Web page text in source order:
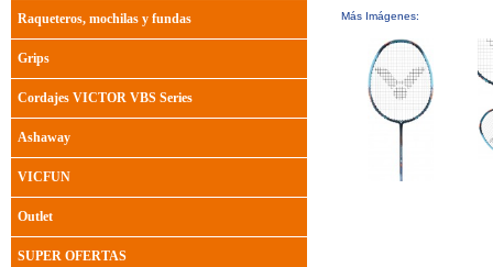
Más Imágenes:
Raqueteros, mochilas y fundas
Grips
Cordajes VICTOR VBS Series
Ashaway
VICFUN
Outlet
SUPER OFERTAS